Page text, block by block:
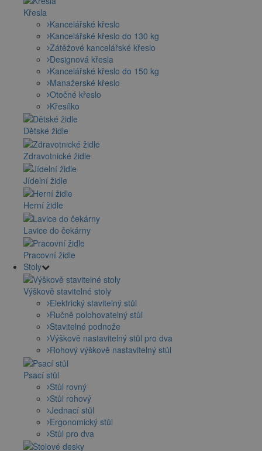
Křesla
Kancelářské křeslo
Kancelářské křeslo do 130 kg
Zátěžové kancelářské křeslo
Designová křesla
Kancelářské křeslo do 150 kg
Manažerské křeslo
Otočné křeslo
Křesílko
Dětské židle
Zdravotnické židle
Jídelní židle
Herní židle
Lavice do čekárny
Pracovní židle
Stoly
Výškově stavitelné stoly
Elektrický stavitelný stůl
Ručně polohovatelný stůl
Stavitelné podnože
Výškově nastavitelný stůl pro dva
Rohový výškově nastavitelný stůl
Psací stůl
Stůl rovný
Stůl rohový
Jednací stůl
Ergonomický stůl
Stůl pro dva